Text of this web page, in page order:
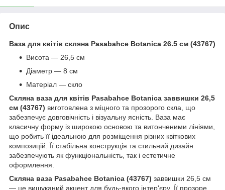
Опис
Ваза для квітів скляна Pasabahce Botanica 26.5 см (43767)
Висота — 26,5 см
Діаметр — 8 см
Матеріал — скло
Скляна ваза для квітів Pasabahce Botanica заввишки 26,5
см (43767) виготовлена з міцного та прозорого скла, що
забезпечує довговічність і візуальну ясність. Ваза має
класичну форму із широкою основою та витонченими лініями,
що робить її ідеальною для розміщення різних квіткових
композицій. Її стабільна конструкція та стильний дизайн
забезпечують як функціональність, так і естетичне
оформлення.
Скляна ваза Pasabahce Botanica (43767) заввишки 26,5 см
— це вишуканий акцент для будь-якого інтер'єру. Її прозоре